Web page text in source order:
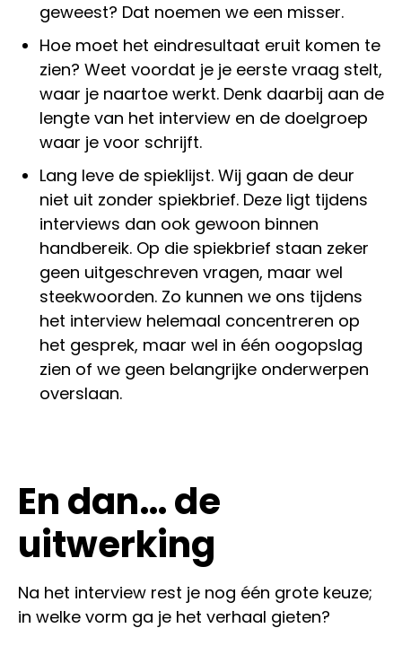
geweest? Dat noemen we een misser.
Hoe moet het eindresultaat eruit komen te
zien? Weet voordat je je eerste vraag stelt,
waar je naartoe werkt. Denk daarbij aan de
lengte van het interview en de doelgroep
waar je voor schrijft.
Lang leve de spieklijst. Wij gaan de deur
niet uit zonder spiekbrief. Deze ligt tijdens
interviews dan ook gewoon binnen
handbereik. Op die spiekbrief staan zeker
geen uitgeschreven vragen, maar wel
steekwoorden. Zo kunnen we ons tijdens
het interview helemaal concentreren op
het gesprek, maar wel in één oogopslag
zien of we geen belangrijke onderwerpen
overslaan.
En dan… de
uitwerking
Na het interview rest je nog één grote keuze;
in welke vorm ga je het verhaal gieten?